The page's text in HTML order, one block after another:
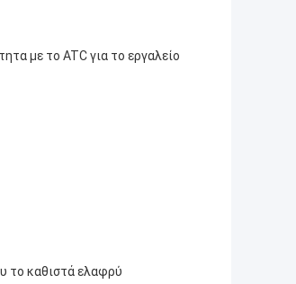
με το ATC για το εργαλείο
το καθιστά ελαφρύ